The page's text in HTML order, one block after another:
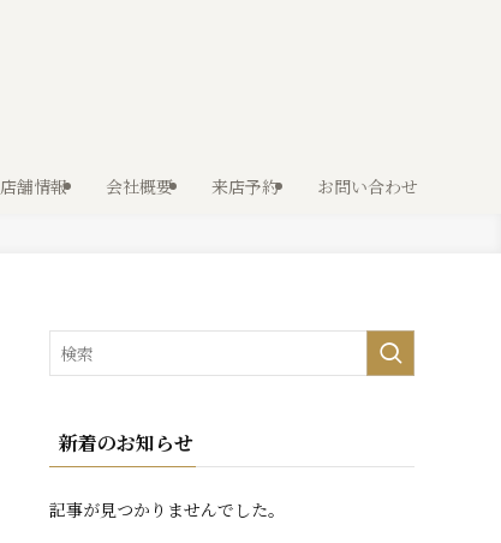
店舗情報 会社概要 来店予約 お問い合わせ
新着のお知らせ
記事が見つかりませんでした。